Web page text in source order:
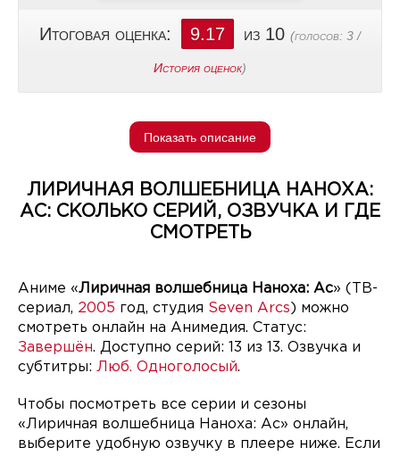
Итоговая оценка: 9.17 из 10 (голосов: 3 /
История оценок)
Показать описание
ЛИРИЧНАЯ ВОЛШЕБНИЦА НАНОХА:
АС: СКОЛЬКО СЕРИЙ, ОЗВУЧКА И ГДЕ
СМОТРЕТЬ
Аниме «Лиричная волшебница Наноха: Ас» (ТВ-
сериал, 2005 год, студия Seven Arcs ) можно
смотреть онлайн на Анимедия. Статус:
Завершён. Доступно серий: 13 из 13. Озвучка и
субтитры: Люб. Одноголосый.
Чтобы посмотреть все серии и сезоны
«Лиричная волшебница Наноха: Ас» онлайн,
выберите удобную озвучку в плеере ниже. Если